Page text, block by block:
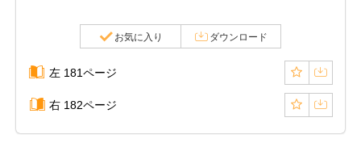
お気に入り ダウンロード
左 181ページ
右 182ページ